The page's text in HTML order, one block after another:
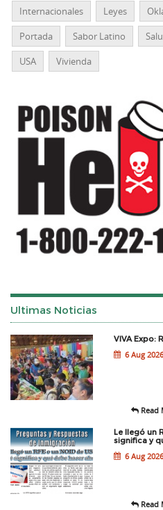
Internacionales
Leyes
Portada
Sabor Latino
USA
Vivienda
Ultimas Noticias
VIVA Expo:
6 Aug
Read
Le llegó un
significa y
6 Aug
Read